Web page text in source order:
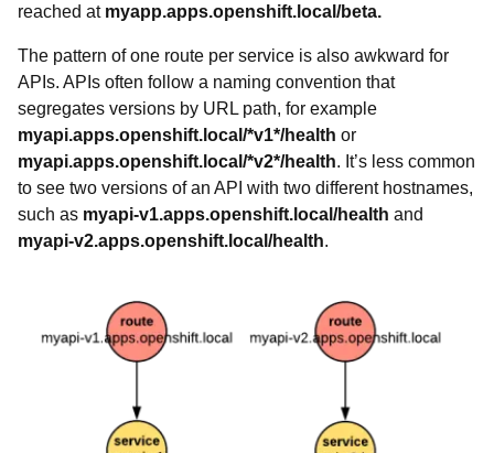
reached at myapp.apps.openshift.local/beta.
The pattern of one route per service is also awkward for
APIs. APIs often follow a naming convention that
segregates versions by URL path, for example
myapi.apps.openshift.local/*v1*/health or
myapi.apps.openshift.local/*v2*/health. It’s less common
to see two versions of an API with two different hostnames,
such as myapi-v1.apps.openshift.local/health and
myapi-v2.apps.openshift.local/health.